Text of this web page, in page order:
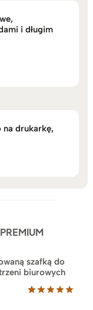
i długim
na drukarkę,
szafką do
biurowych